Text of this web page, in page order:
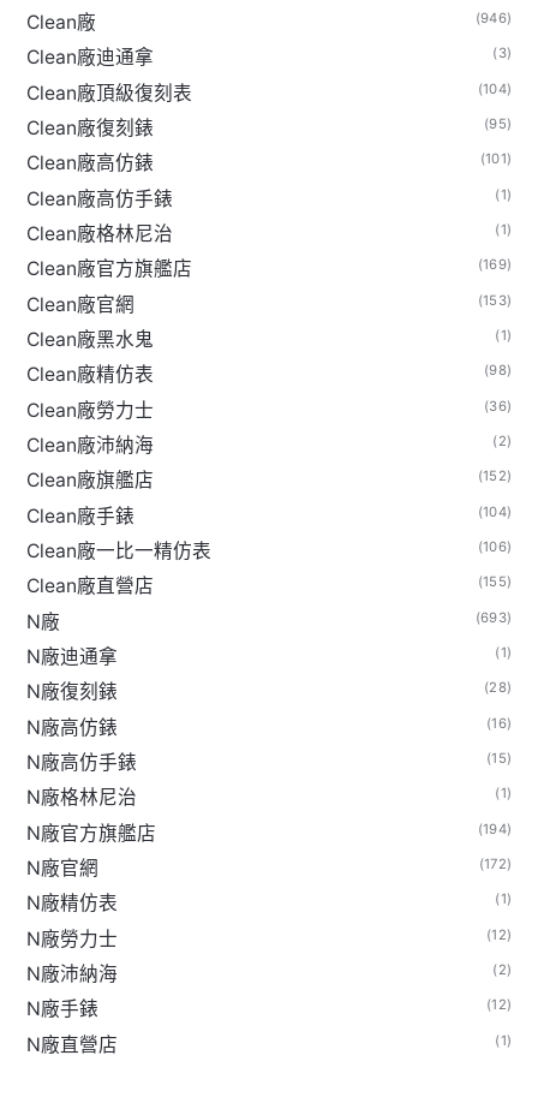
Clean廠 (946)
Clean廠迪通拿 (3)
Clean廠頂級復刻表 (104)
Clean廠復刻錶 (95)
Clean廠高仿錶 (101)
Clean廠高仿手錶 (1)
Clean廠格林尼治 (1)
Clean廠官方旗艦店 (169)
Clean廠官網 (153)
Clean廠黑水鬼 (1)
Clean廠精仿表 (98)
Clean廠勞力士 (36)
Clean廠沛納海 (2)
Clean廠旗艦店 (152)
Clean廠手錶 (104)
Clean廠一比一精仿表 (106)
Clean廠直營店 (155)
N廠 (693)
N廠迪通拿 (1)
N廠復刻錶 (28)
N廠高仿錶 (16)
N廠高仿手錶 (15)
N廠格林尼治 (1)
N廠官方旗艦店 (194)
N廠官網 (172)
N廠精仿表 (1)
N廠勞力士 (12)
N廠沛納海 (2)
N廠手錶 (12)
N廠直營店 (1)